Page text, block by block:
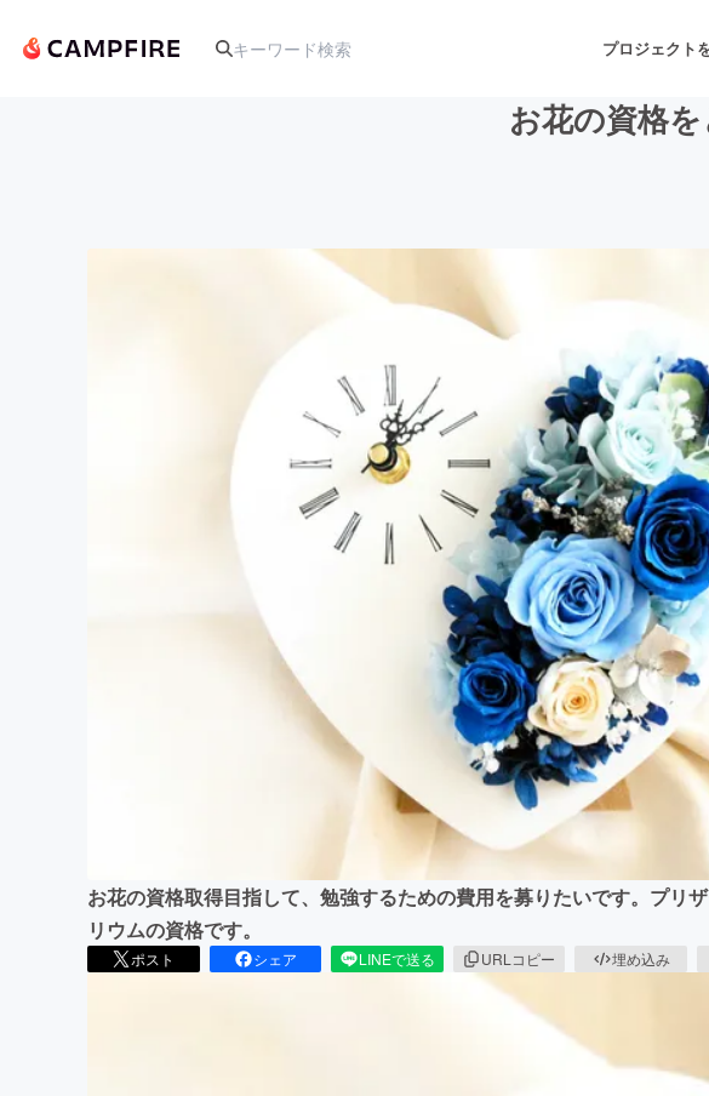
プロジェクト
音楽
テクノロジー・ガジェット ゲーム・サービス
映像・映画 書籍・雑誌出版
ビジネス・起業 チャレンジ
まちづくり・地域活性化
お花の資格
お花の資格取得目指して、勉強するための費用を募りたいです。プリ
リウムの資格です。
ポスト シェア LINEで送る URLコピー 埋め込み